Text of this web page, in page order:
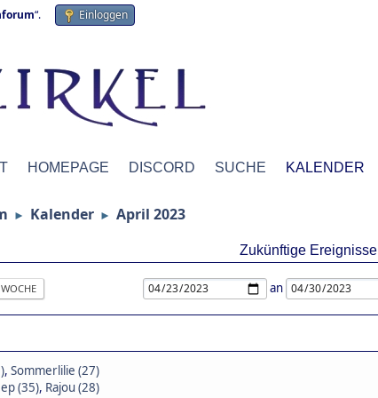
“. Einloggen
HOMEPAGE DISCORD SUCHE KALENDER
► Kalender ► April 2023
Zukünftige Ereignisse
WOCHE an
, Sommerlilie (27)
(35), Rajou (28)